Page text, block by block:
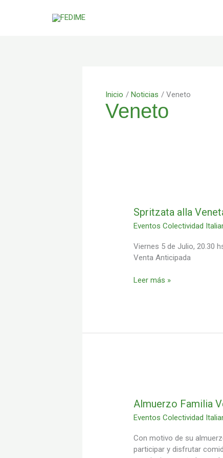
Inicio Noticias Veneto
Veneto
Spritzata alla
Eventos Colectividad
Viernes 5 de Julio, 20.30
Venta Anticipada
Veneta!
Leer más »
Almuerzo Familia
Eventos Colectividad
Con motivo de su
participar y disfrutar
Veneta